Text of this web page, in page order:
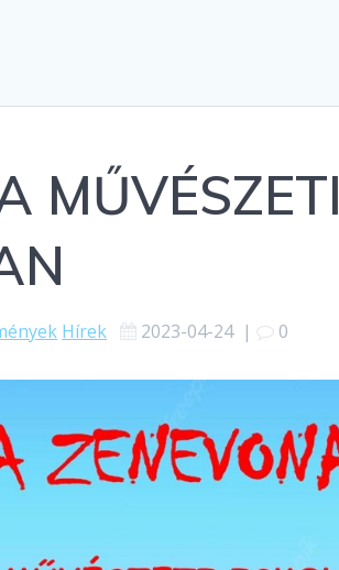
MŰVÉSZETI
Hírek 2023-04-24| 0